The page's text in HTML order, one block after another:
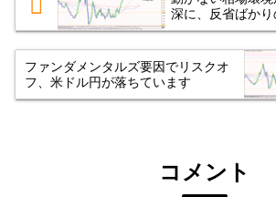
深に、反省ばかり
ファンダメンタルズ要因でリスクオ
フ、米ドル円が落ちています
コメント